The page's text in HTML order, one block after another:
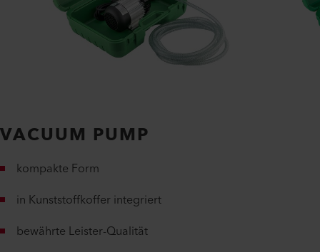
VACUUM PUMP
kompakte Form
in Kunststoffkoffer integriert
bewährte Leister-Qualität